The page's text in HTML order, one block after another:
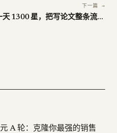
下一篇 →
academic-research-skills 一天 1300 星，把写论文整条流水线塞进 Claude Code
A 轮：克隆你最强的销售